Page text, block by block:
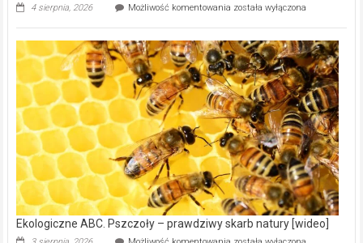
4 sierpnia, 2026 Możliwość komentowania Ekologiczne
Wręczyca
Wielka
z
dofinansowaniem
ponad
15,6
mln
na
modernizację
oczyszczalni
ścieków
[wideo]
została wyłączona
Ekologiczne ABC. Pszczoły – prawdziwy skarb natury [wideo]
Ekologiczne